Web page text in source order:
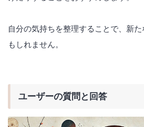
自分の気持ちを整理することで、新
もしれません。
ユーザーの質問と回答